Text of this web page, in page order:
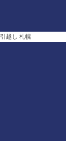
引越し 札幌